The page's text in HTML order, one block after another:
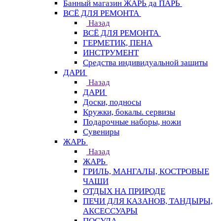
Банный магазин ЖАРЬ да ПАРЬ
ВСЁ ДЛЯ РЕМОНТА
Назад
ВСЁ ДЛЯ РЕМОНТА
ГЕРМЕТИК, ПЕНА
ИНСТРУМЕНТ
Средства индивидуальной защиты
ДАРИ
Назад
ДАРИ
Доски, подносы
Кружки, бокалы. сервизы
Подарочные наборы, ножи
Сувениры
ЖАРЬ
Назад
ЖАРЬ
ГРИЛЬ, МАНГАЛЫ, КОСТРОВЫЕ
ЧАШИ
ОТДЫХ НА ПРИРОДЕ
ПЕЧИ ДЛЯ КАЗАНОВ, ТАНДЫРЫ,
АКСЕССУАРЫ